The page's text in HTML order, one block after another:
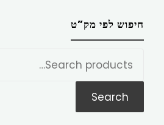
חיפוש לפי מק”ט
Search